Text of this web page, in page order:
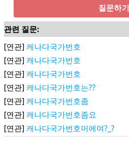
질문하기
관련 질문:
[연관] 캐나다국가번호
[연관] 캐나다국가번호
[연관] 캐나다국가번호
[연관] 캐나다국가번호는??
[연관] 캐나다국가번호좀
[연관] 캐나다국가번호좀요
[연관] 캐나다국가번호머에여?_?